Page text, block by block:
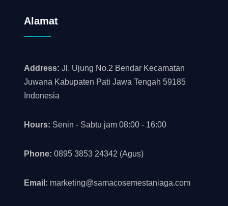
Alamat
Address: Jl. Ujung No.2 Bendar Kecamatan
Juwana Kabupaten Pati Jawa Tengah 59185
Indonesia
Hours: Senin - Sabtu jam 08:00 - 16:00
Phone: 0895 3853 24342 (Agus)
Email: marketing@samacosemestaniaga.com